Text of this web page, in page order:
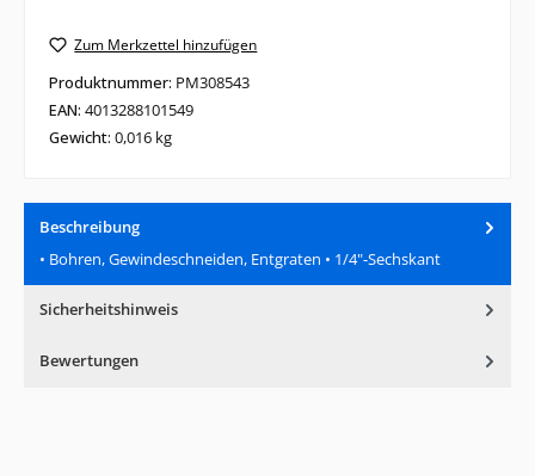
Zum Merkzettel hinzufügen
Produktnummer: PM308543
EAN: 4013288101549
Gewicht: 0,016 kg
Beschreibung
• Bohren, Gewindeschneiden, Entgraten • 1/4"-Sechskant
Sicherheitshinweis
Bewertungen